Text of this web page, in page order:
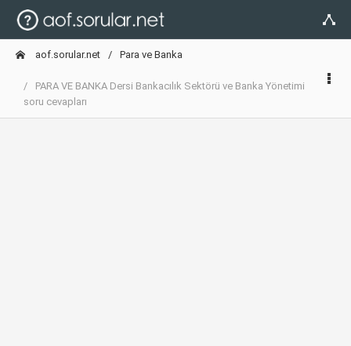
aof.sorular.net Para ve Banka
PARA VE BANKA Dersi Bankacılık Sektörü ve Banka Yönetimi
soru cevapları